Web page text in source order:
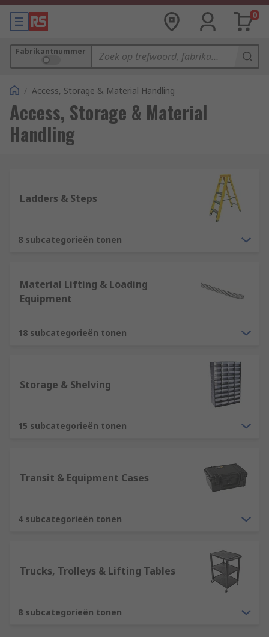
0
Fabrikantnummer
/ Access, Storage & Material Handling
Access, Storage & Material
Handling
Ladders & Steps
8 subcategorieën tonen
Material Lifting & Loading
Equipment
18 subcategorieën tonen
Storage & Shelving
15 subcategorieën tonen
Transit & Equipment Cases
4 subcategorieën tonen
Trucks, Trolleys & Lifting Tables
8 subcategorieën tonen